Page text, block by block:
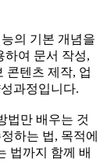
의 기본 개념을
하여 문서 작성,
콘텐츠 제작, 업
과정입니다.
법만 배우는 것
하는 법, 목적에
법까지 함께 배